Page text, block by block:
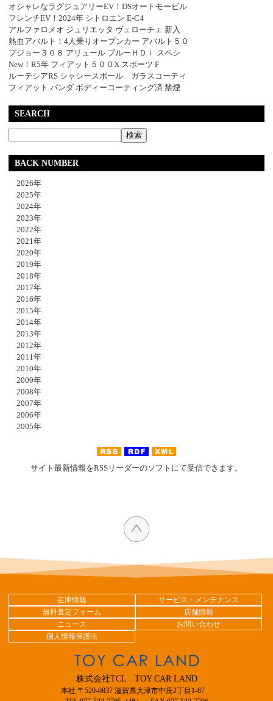
オシャレなラグジュアリーEV！DSオートモービル
フレンチEV！2024年 シトロエン E-C4
アルファロメオ ジュリエッタ ヴェローチェ 新入
熱血アバルト！4人乗りオープンカー アバルト５０
プジョー３０８ アリュール ブルーＨＤｉ スペシ
New！R5年 フィアット５００X スポーツ F
ルーテシアRS シャシースポール ガラスコーティ
フィアット パンダ ボディーコーティング済 禁煙
SEARCH
BACK NUMBER
2026年
2025年
2024年
2023年
2022年
2021年
2020年
2019年
2018年
2017年
2016年
2015年
2014年
2013年
2012年
2011年
2010年
2009年
2008年
2007年
2006年
2005年
サイト最新情報をRSSリーダーのソフトにて受信できます。
在庫情報
サービス・メンテナンス
無料査定フォーム
店舗情報
ニュース
お問い合わせ
個人情報保護法
株式会社TCL TOY CAR LAND
本社 〒520-0837 滋賀県大津市中庄2丁目1-67